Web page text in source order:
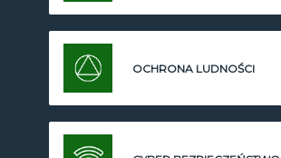
OCHRONA LUDNOŚCI